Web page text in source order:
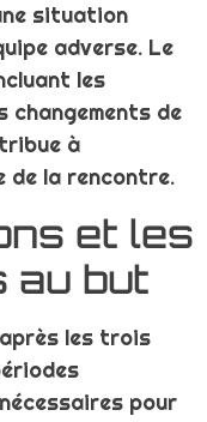
situation
adverse. Le
les
de
à
de la rencontre.
et les
au but
les trois
pour